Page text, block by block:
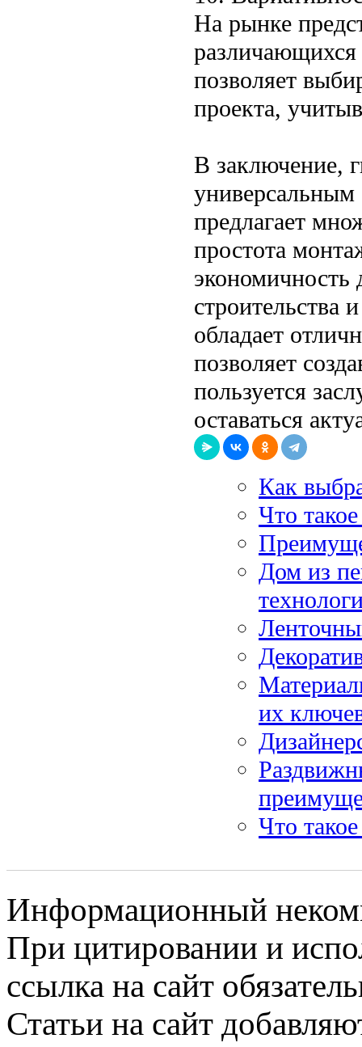
На рынке
различающихся
позволяет
проекта,
В заключение,
предлагает
простота
строительства
обладает
позволяет
пользуется
оставаться
Как
Что
Дом из
их
Что
Информационный
При цитировании и
ссылка на сайт
Статьи на сайт